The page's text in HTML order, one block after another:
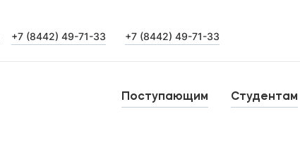
+7 (8442) 49-71-33 +7 (8442) 49-71-33
Поступающим Студентам